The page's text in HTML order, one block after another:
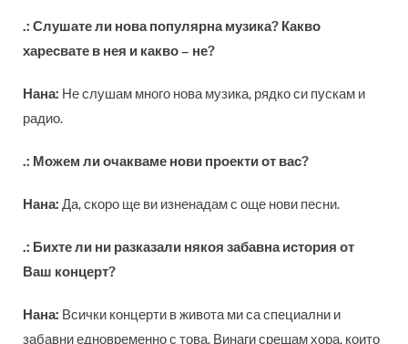
.: Слушате ли нова популярна музика? Какво
харесвате в нея и какво – не?
Нана: Не слушам много нова музика, рядко си пускам и
радио.
.: Можем ли очакваме нови проекти от вас?
Нана: Да, скоро ще ви изненадам с още нови песни.
.: Бихте ли ни разказали някоя забавна история от
Ваш концерт?
Нана: Всички концерти в живота ми са специални и
забавни едновременно с това. Винаги срещам хора, които